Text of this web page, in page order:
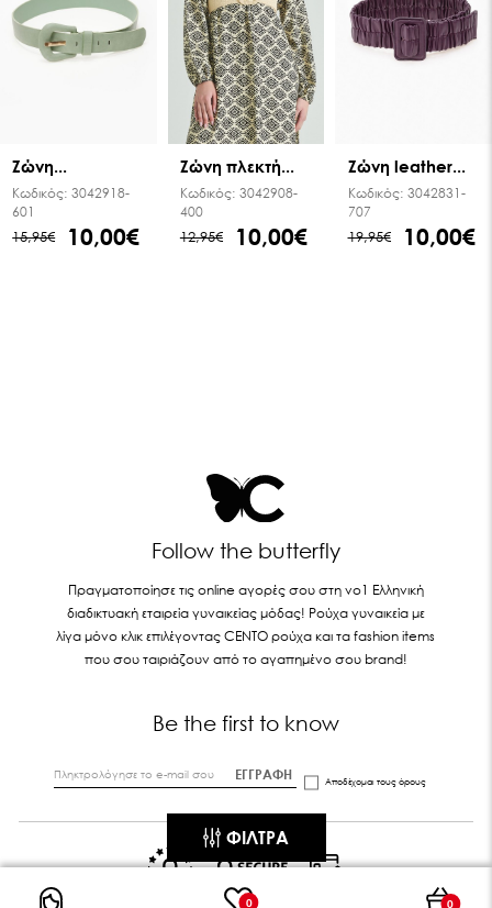
0 0
ΦΊΛΤΡΑ
Ζώνη...
Κωδικός: 3042918-
601
15,95€ 10,00€
Ζώνη πλεκτή...
Κωδικός: 3042908-
400
12,95€ 10,00€
Ζώνη leather...
Κωδικός: 3042831-
707
19,95€ 10,00€
Follow the butterfly
Πραγματοποίησε τις online αγορές σου στη νο1 Ελληνική
διαδικτυακή εταιρεία γυναικείας μόδας! Ρούχα γυναικεία με
λίγα μόνο κλικ επιλέγοντας CENTO ρούχα και τα fashion items
που σου ταιριάζουν από το αγαπημένο σου brand!
Be the first to know
ΕΓΓΡΑΦΗ Αποδέχομαι τους όρους